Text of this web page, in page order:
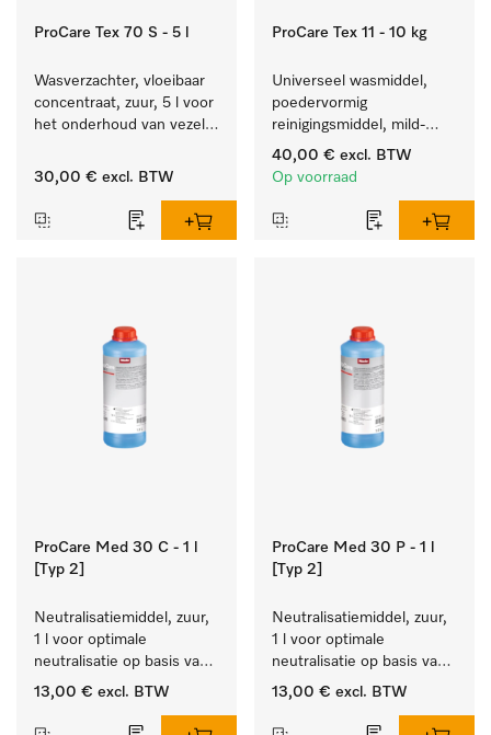
ProCare Tex 70 S - 5 l
Wasverzachter, vloeibaar
concentraat, zuur, 5 l voor
het onderhoud van vezels
zacht blijft.
30,00 € excl. BTW
ProCare Tex 11 - 10 kg
Universeel wasmiddel,
poedervormig
reinigingsmiddel, mild-
alkalisch, 10 kg voor het
reinigen van wit wasgoed
40,00 € excl. BTW
Op voorraad
ProCare Med 30 C - 1 l
[Typ 2]
Neutralisatiemiddel, zuur,
1 l voor optimale
neutralisatie op basis van
organische zuren.
13,00 € excl. BTW
ProCare Med 30 P - 1 l
[Typ 2]
Neutralisatiemiddel, zuur,
1 l voor optimale
neutralisatie op basis van
anorganische zuren.
13,00 € excl. BTW